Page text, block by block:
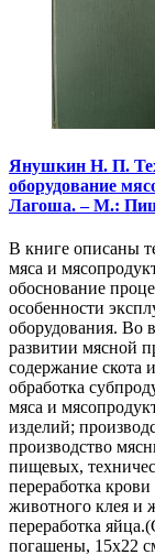
Янушкин Н. П.
оборудование
Лагоша. – М.:
В книге описаны
мяса и
обоснование
особенности
оборудования. Во
развитии мясной
содержание скота
обработка
мяса и
изделий;
производство
пищевых,
переработка
животного клея и
переработка
погашены, 15х22